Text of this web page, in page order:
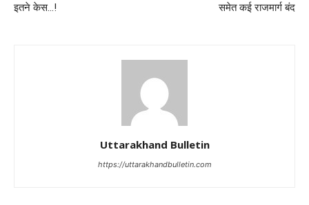
इतने केस…!
समेत कई राजमार्ग बंद
Uttarakhand Bulletin
https://uttarakhandbulletin.com